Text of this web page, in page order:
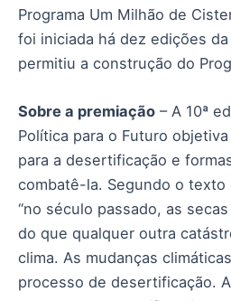
Programa Um Milhão de
foi iniciada há dez edições
permitiu a construção do
Sobre a premiação – A 10ª
Política para o Futuro
para a desertificação e
combatê-la. Segundo o texto
“no século passado, as
do que qualquer outra
clima. As mudanças
processo de desertificação.